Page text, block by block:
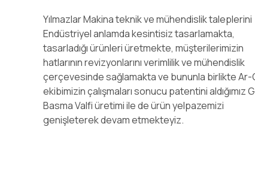
Yılmazlar Makina teknik ve mühendislik taleplerini
Endüstriyel anlamda kesintisiz tasarlamakta,
tasarladığı ürünleri üretmekte, müşterilerimizin
hatlarının revizyonlarını verimlilik ve mühendislik
çerçevesinde sağlamakta ve bununla birlikte Ar-
ekibimizin çalışmaları sonucu patentini aldığımız
Basma Valfi üretimi ile de ürün yelpazemizi
genişleterek devam etmekteyiz.